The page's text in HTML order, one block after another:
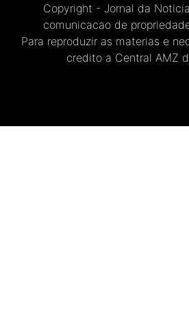
Copyright - Jornal da
comunicacao de
Para reproduzir as materias e
credito a Central AMZ